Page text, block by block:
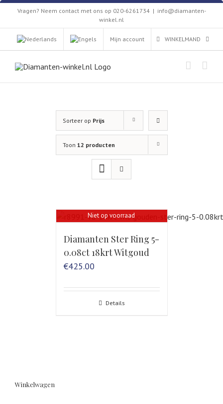
Skip
content
Vragen? Neem contact met ons op 020-6261734 | info@diamanten-
winkel.nl
Mijn account WINKELMAND
Sorteer op Prijs
Toon 12 producten
Niet op voorraad
Diamanten Ster Ring 5-
0.08ct 18krt Witgoud
€425.00
Details
Winkelwagen